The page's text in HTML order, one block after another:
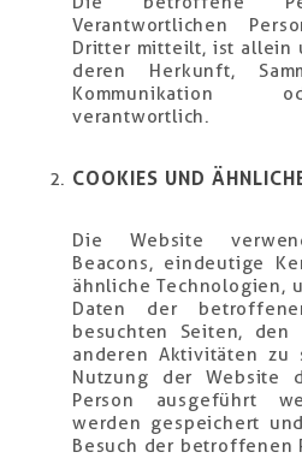
Verantwortlichen
Dritter mitteilt, ist allein
deren Herkunft,
Kommunikation
verantwortlich.
COOKIES UND
Die Website
Beacons, eindeutige
ähnliche Technologien,
Daten der
besuchten Seiten, den
anderen Aktivitäten zu
Nutzung der Website
Person ausgeführt
werden gespeichert
Besuch der betroffenen